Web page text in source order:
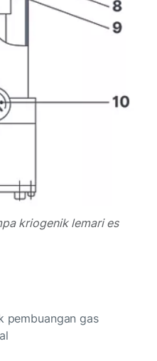
kriogenik lemari es
pembuangan gas